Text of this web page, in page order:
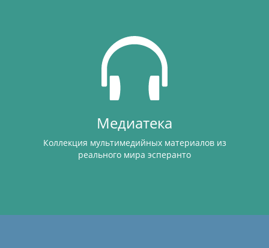
Медиатека
Коллекция мультимедийных материалов из
реального мира эсперанто